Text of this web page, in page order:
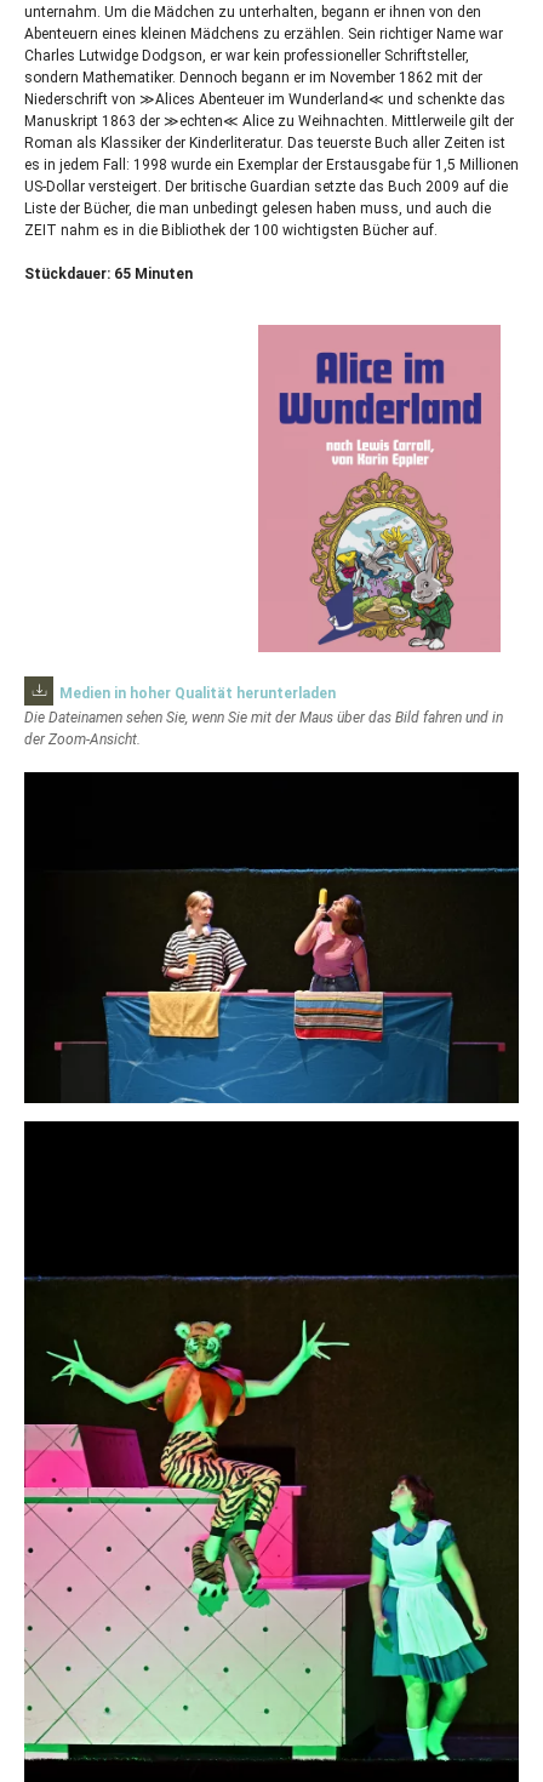
unternahm. Um die Mädchen zu unterhalten, begann er ihnen von den
Abenteuern eines kleinen Mädchens zu erzählen. Sein richtiger Name war
Charles Lutwidge Dodgson, er war kein professioneller Schriftsteller,
sondern Mathematiker. Dennoch begann er im November 1862 mit der
Niederschrift von ≫Alices Abenteuer im Wunderland≪ und schenkte das
Manuskript 1863 der ≫echten≪ Alice zu Weihnachten. Mittlerweile gilt der
Roman als Klassiker der Kinderliteratur. Das teuerste Buch aller Zeiten ist
es in jedem Fall: 1998 wurde ein Exemplar der Erstausgabe für 1,5 Millionen
US-Dollar versteigert. Der britische Guardian setzte das Buch 2009 auf die
Liste der Bücher, die man unbedingt gelesen haben muss, und auch die
ZEIT nahm es in die Bibliothek der 100 wichtigsten Bücher auf.
Stückdauer: 65 Minuten
Medien in hoher Qualität herunterladen
Die Dateinamen sehen Sie, wenn Sie mit der Maus über das Bild fahren und in
der Zoom-Ansicht.